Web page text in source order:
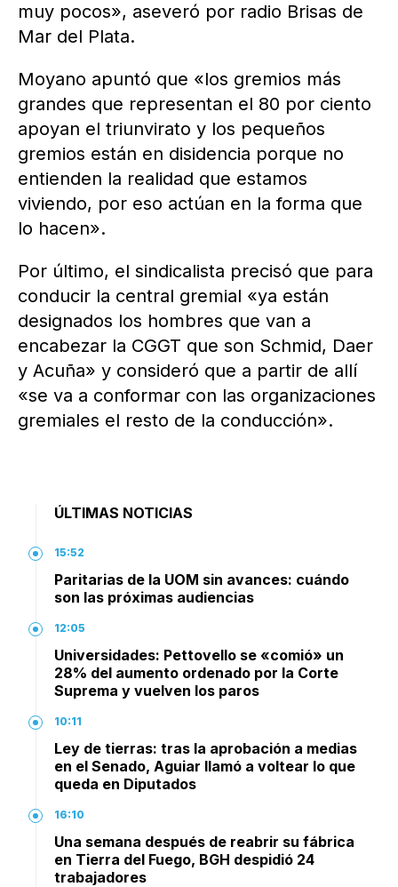
muy pocos», aseveró por radio Brisas de
Mar del Plata.
Moyano apuntó que «los gremios más
grandes que representan el 80 por ciento
apoyan el triunvirato y los pequeños
gremios están en disidencia porque no
entienden la realidad que estamos
viviendo, por eso actúan en la forma que
lo hacen».
Por último, el sindicalista precisó que para
conducir la central gremial «ya están
designados los hombres que van a
encabezar la CGGT que son Schmid, Daer
y Acuña» y consideró que a partir de allí
«se va a conformar con las organizaciones
gremiales el resto de la conducción».
ÚLTIMAS NOTICIAS
15:52
Paritarias de la UOM sin avances: cuándo
son las próximas audiencias
12:05
Universidades: Pettovello se «comió» un
28% del aumento ordenado por la Corte
Suprema y vuelven los paros
10:11
Ley de tierras: tras la aprobación a medias
en el Senado, Aguiar llamó a voltear lo que
queda en Diputados
16:10
Una semana después de reabrir su fábrica
en Tierra del Fuego, BGH despidió 24
trabajadores